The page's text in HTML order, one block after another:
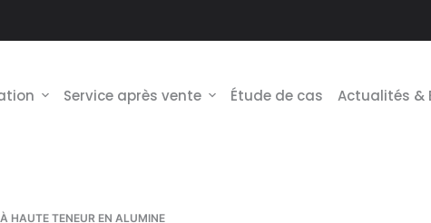
Service après vente Étude de cas Actualités &
HAUTE TENEUR EN ALUMINE